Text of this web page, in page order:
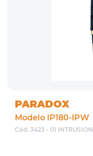
PARADOX
Modelo IP180-IPW
Cód. 3423 - 01 INTRUSION